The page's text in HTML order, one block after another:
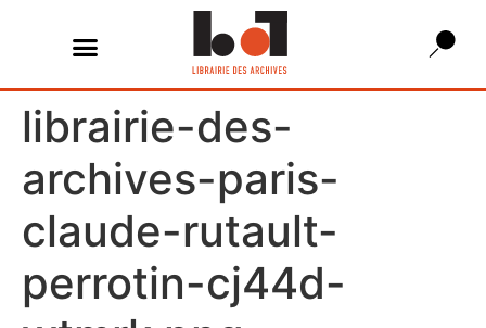
librairie-des-
archives-paris-
claude-rutault-
perrotin-cj44d-